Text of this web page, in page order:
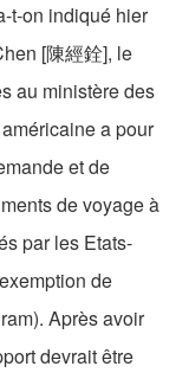
t-on indiqué hier
[陳經銓], le
au ministère des
a pour
et de
de voyage à
par les Etats-
de
Après avoir
devrait être